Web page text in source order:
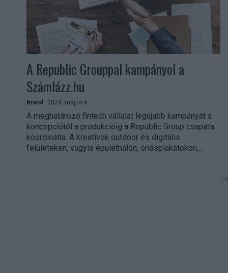
A Republic Grouppal kampányol a
Számlázz.hu
Brand 2024. május 6.
A meghatározó fintech vállalat legújabb kampányát a
koncepciótól a produkcióig a Republic Group csapata
koordinálta. A kreatívok outdoor és digitális
felületeken, vagyis épülethálón, óriásplakátokon,...
-